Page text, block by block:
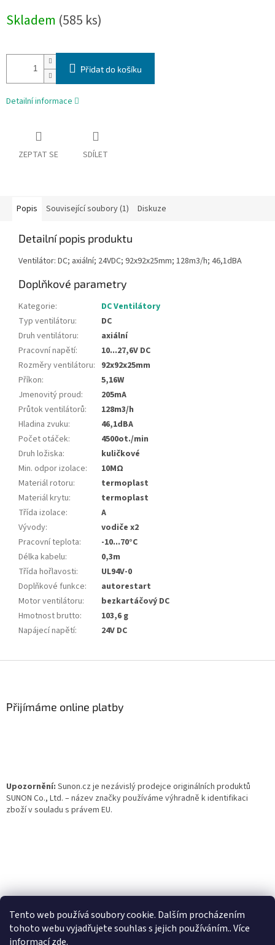
Tento web používá soubory cookie. Dalším procházením
tohoto webu vyjadřujete souhlas s jejich používáním.. Více
informacízde.
cena:
Skladem (585 ks)
Přidat do košíku
Detailní informace
ZEPTAT SE SDÍLET
Popis Související soubory (1) Diskuze
Detailní popis produktu
Ventilátor: DC; axiální; 24VDC; 92x92x25mm; 128m3/h; 46,1dBA
Doplňkové parametry
Kategorie:
DC Ventilátory
Typ ventilátoru:
DC
Druh ventilátoru:
axiální
Pracovní napětí:
10...27,6V DC
Rozměry ventilátoru: 92x92x25mm
Příkon:
5,16W
Jmenovitý proud:
205mA
Průtok ventilátorů:
128m3/h
Hladina zvuku:
46,1dBA
Počet otáček:
4500ot./min
Druh ložiska:
kuličkové
Min. odpor izolace:
10MΩ
Materiál rotoru:
termoplast
Materiál krytu:
termoplast
Třída izolace:
A
Vývody:
vodiče x2
Pracovní teplota:
-10...70°C
Délka kabelu:
0,3m
Třída hořlavosti:
UL94V-0
Doplňkové funkce:
autorestart
Motor ventilátoru:
bezkartáčový DC
Hmotnost brutto:
103,6 g
Napájecí napětí: 24V DC
Přijímáme online platby
Upozornění: Sunon.cz je nezávislý prodejce originálních produktů
SUNON Co., Ltd. – název značky používáme výhradně k identifikaci
zboží v souladu s právem EU.